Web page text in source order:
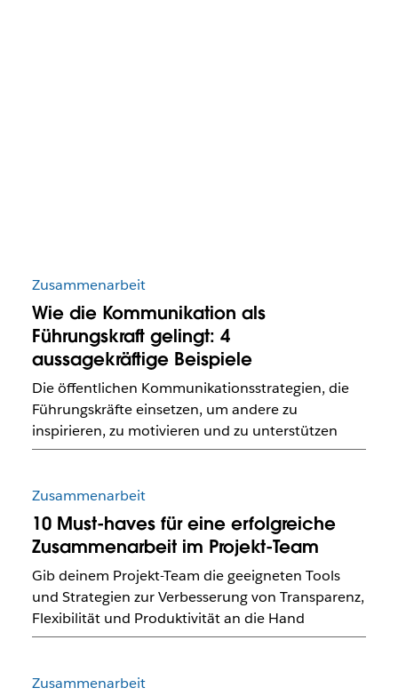
Zusammenarbeit
Wie die Kommunikation als
Führungskraft gelingt: 4
aussagekräftige Beispiele
Die öffentlichen Kommunikationsstrategien, die
Führungskräfte einsetzen, um andere zu
inspirieren, zu motivieren und zu unterstützen
Zusammenarbeit
10 Must-haves für eine erfolgreiche
Zusammenarbeit im Projekt-Team
Gib deinem Projekt-Team die geeigneten Tools
und Strategien zur Verbesserung von Transparenz,
Flexibilität und Produktivität an die Hand
Zusammenarbeit